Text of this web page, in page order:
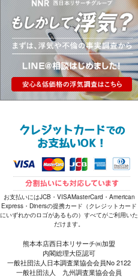
お支払いにはJCB・VISAMasterCard・American
Express・Dinersの提携カード（クレジットカード
にいずれかのロゴがあるもの）すべてがご利用いた
だけます。
熊本本店西日本リサーチ㈱加盟
内閣総理大臣認可
一般社団法人日本調査業協会会員No 2122
一般社団法人 九州調査業協会会員